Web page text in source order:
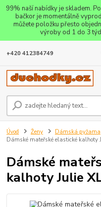
99% naší nabídky je skladem.
bačkor je momentálně
můžete položku přesto
výroby od 1 do 3
+420 412384749
Úvod Ženy Dámská pyžama
Dámské mateřské elastické kalhoty
Dámské
kalhoty Julie